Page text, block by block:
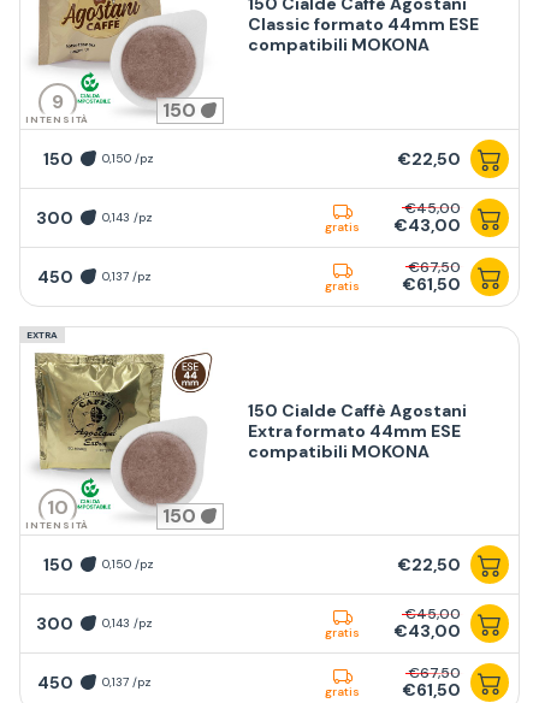
9
INTENSITÀ 150
Classic formato 44mm ESE
compatibili MOKONA
150 0,150 /pz €22,50
300 0,143 /pz
gratis
€45,00
€43,00
450 0,137 /pz
gratis
€67,50
€61,50
EXTRA
10
INTENSITÀ 150
150 Cialde Caffè Agostani
Extra formato 44mm ESE
compatibili MOKONA
150 0,150 /pz €22,50
300 0,143 /pz
gratis
€45,00
€43,00
450 0,137 /pz
gratis
€67,50
€61,50